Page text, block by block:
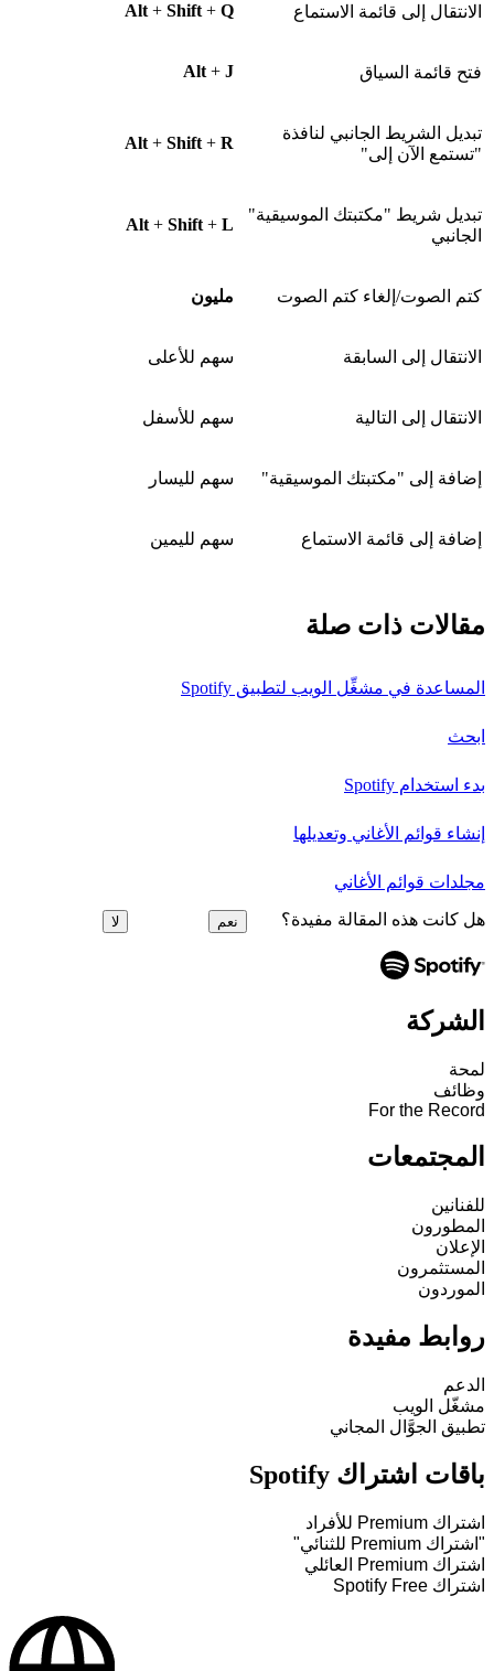
الانتقال إلى قائمة الاستماع Alt + Shift + Q
فتح قائمة السياق Alt + J
تبديل الشريط الجانبي لنافذة
"تستمع الآن إلى"
Alt + Shift + R
تبديل شريط "مكتبتك الموسيقية"
الجانبي
Alt + Shift + L
كتم الصوت/إلغاء كتم الصوت مليون
الانتقال إلى السابقة سهم للأعلى
الانتقال إلى التالية سهم للأسفل
إضافة إلى "مكتبتك الموسيقية" سهم لليسار
إضافة إلى قائمة الاستماع سهم لليمين
مقالات ذات صلة
المساعدة في مشغِّل الويب لتطبيق Spotify
ابحث
بدء استخدام Spotify
إنشاء قوائم الأغاني وتعديلها
مجلدات قوائم الأغاني
هل كانت هذه المقالة مفيدة؟ نعم لا
الشركة
لمحة
وظائف
For the Record
المجتمعات
للفنانين
المطورون
الإعلان
المستثمرون
الموردون
روابط مفيدة
الدعم
مشغّل الويب
تطبيق الجوَّال المجاني
باقات اشتراك Spotify
اشتراك Premium للأفراد
"اشتراك Premium للثنائي"
اشتراك Premium العائلي
اشتراك Spotify Free